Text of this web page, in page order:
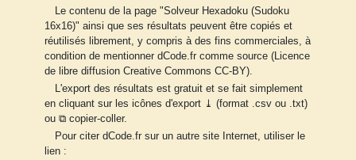
Le contenu de la page "Solveur Hexadoku (Sudoku
16x16)" ainsi que ses résultats peuvent être copiés et
réutilisés librement, y compris à des fins commerciales, à
condition de mentionner dCode.fr comme source (Licence
de libre diffusion Creative Commons CC-BY).
L'export des résultats est gratuit et se fait simplement
en cliquant sur les icônes d'export ⤓ (format .csv ou .txt)
ou ⧉ copier-coller.
Pour citer dCode.fr sur un autre site Internet, utiliser le
lien :